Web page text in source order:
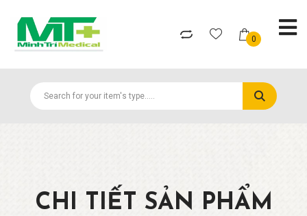
0
CHI TIẾT SẢN PHẨM